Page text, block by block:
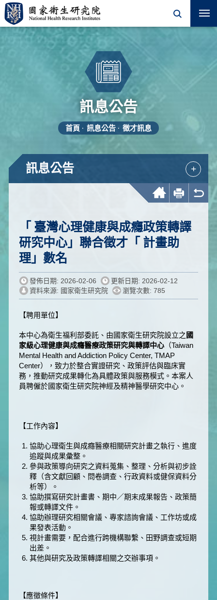
訊息公告
首頁 訊息公告 徵才訊息
訊息公告 +
友善列印 回上一頁
「 臺灣心理健康與成癮政策轉譯
研究中心」聯合徵才「 計畫助
理」數名
發佈日期: 2026-02-06
更新日期: 2026-02-12
資料來源: 國家衛生研究院
瀏覽次數: 785
【聘用單位】
本中心為衛生福利部委託、由國家衛生研究院設立之 國
家級心理健康與成癮醫療政策研究與轉譯中心（Taiwan
Mental Health and Addiction Policy Center, TMAP
Center），致力於整合實證研究、政策評估與臨床實
務，推動研究成果轉化為具體政策與服務模式。本案人
員聘僱於國家衛生研究院神經及精神醫學研究中心。
【工作內容】
協助心理衛生與成癮醫療相關研究計畫之執行、進度
追蹤與成果彙整。
參與政策導向研究之資料蒐集、整理、分析與初步詮
釋（含文獻回顧、問卷調查、行政資料或健保資料分
析等）。
協助撰寫研究計畫書、期中／期末成果報告、政策簡
報或轉譯文件。
協助辦理研究相關會議、專家諮詢會議、工作坊或成
果發表活動。
視計畫需要，配合進行跨機構聯繫、田野調查或短期
出差。
其他與研究及政策轉譯相關之交辦事項。
【應徵條件】